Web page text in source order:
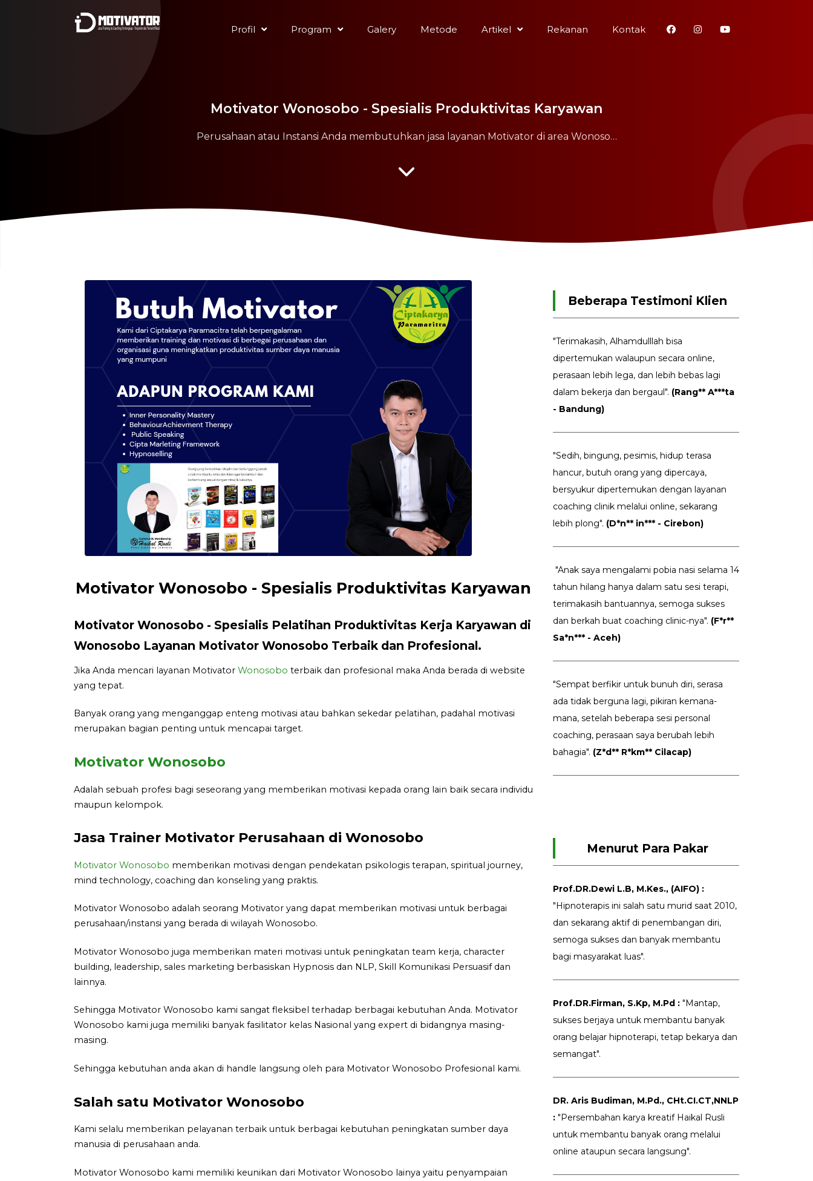
Profil Program Galery Metode Artikel Rekanan Kontak
Motivator Wonosobo - Spesialis Produktivitas Karyawan
Perusahaan atau Instansi Anda membutuhkan jasa layanan Motivator di area Wonoso…
Motivator Wonosobo - Spesialis Produktivitas Karyawan
Motivator Wonosobo - Spesialis Pelatihan Produktivitas Kerja Karyawan di
Wonosobo Layanan Motivator Wonosobo Terbaik dan Profesional.
Jika Anda mencari layanan Motivator Wonosobo terbaik dan profesional maka Anda berada di website
yang tepat.
Banyak orang yang menganggap enteng motivasi atau bahkan sekedar pelatihan, padahal motivasi
merupakan bagian penting untuk mencapai target.
Motivator Wonosobo
Adalah sebuah profesi bagi seseorang yang memberikan motivasi kepada orang lain baik secara individu
maupun kelompok.
Jasa Trainer Motivator Perusahaan di Wonosobo
Motivator Wonosobo memberikan motivasi dengan pendekatan psikologis terapan, spiritual journey,
mind technology, coaching dan konseling yang praktis.
Motivator Wonosobo adalah seorang Motivator yang dapat memberikan motivasi untuk berbagai
perusahaan/instansi yang berada di wilayah Wonosobo.
Motivator Wonosobo juga memberikan materi motivasi untuk peningkatan team kerja, character
building, leadership, sales marketing berbasiskan Hypnosis dan NLP, Skill Komunikasi Persuasif dan
lainnya.
Sehingga Motivator Wonosobo kami sangat fleksibel terhadap berbagai kebutuhan Anda. Motivator
Wonosobo kami juga memiliki banyak fasilitator kelas Nasional yang expert di bidangnya masing-
masing.
Sehingga kebutuhan anda akan di handle langsung oleh para Motivator Wonosobo Profesional kami.
Salah satu Motivator Wonosobo
Kami selalu memberikan pelayanan terbaik untuk berbagai kebutuhan peningkatan sumber daya
manusia di perusahaan anda.
Motivator Wonosobo kami memiliki keunikan dari Motivator Wonosobo lainya yaitu penyampaian
Beberapa Testimoni Klien
"Terimakasih, Alhamdulllah bisa
dipertemukan walaupun secara online,
perasaan lebih lega, dan lebih bebas lagi
dalam bekerja dan bergaul". (Rang** A***ta
- Bandung)
"Sedih, bingung, pesimis, hidup terasa
hancur, butuh orang yang dipercaya,
bersyukur dipertemukan dengan layanan
coaching clinik melalui online, sekarang
lebih plong". (D*n** in*** - Cirebon)
"Anak saya mengalami pobia nasi selama 14
tahun hilang hanya dalam satu sesi terapi,
terimakasih bantuannya, semoga sukses
dan berkah buat coaching clinic-nya". (F*r**
Sa*n*** - Aceh)
"Sempat berfikir untuk bunuh diri, serasa
ada tidak berguna lagi, pikiran kemana-
mana, setelah beberapa sesi personal
coaching, perasaan saya berubah lebih
bahagia". (Z*d** R*km** Cilacap)
Menurut Para Pakar
Prof.DR.Dewi L.B, M.Kes., (AIFO) :
"Hipnoterapis ini salah satu murid saat 2010,
dan sekarang aktif di penembangan diri,
semoga sukses dan banyak membantu
bagi masyarakat luas".
Prof.DR.Firman, S.Kp, M.Pd : "Mantap,
sukses berjaya untuk membantu banyak
orang belajar hipnoterapi, tetap bekarya dan
semangat".
DR. Aris Budiman, M.Pd., CHt.CI.CT,NNLP
: "Persembahan karya kreatif Haikal Rusli
untuk membantu banyak orang melalui
online ataupun secara langsung".